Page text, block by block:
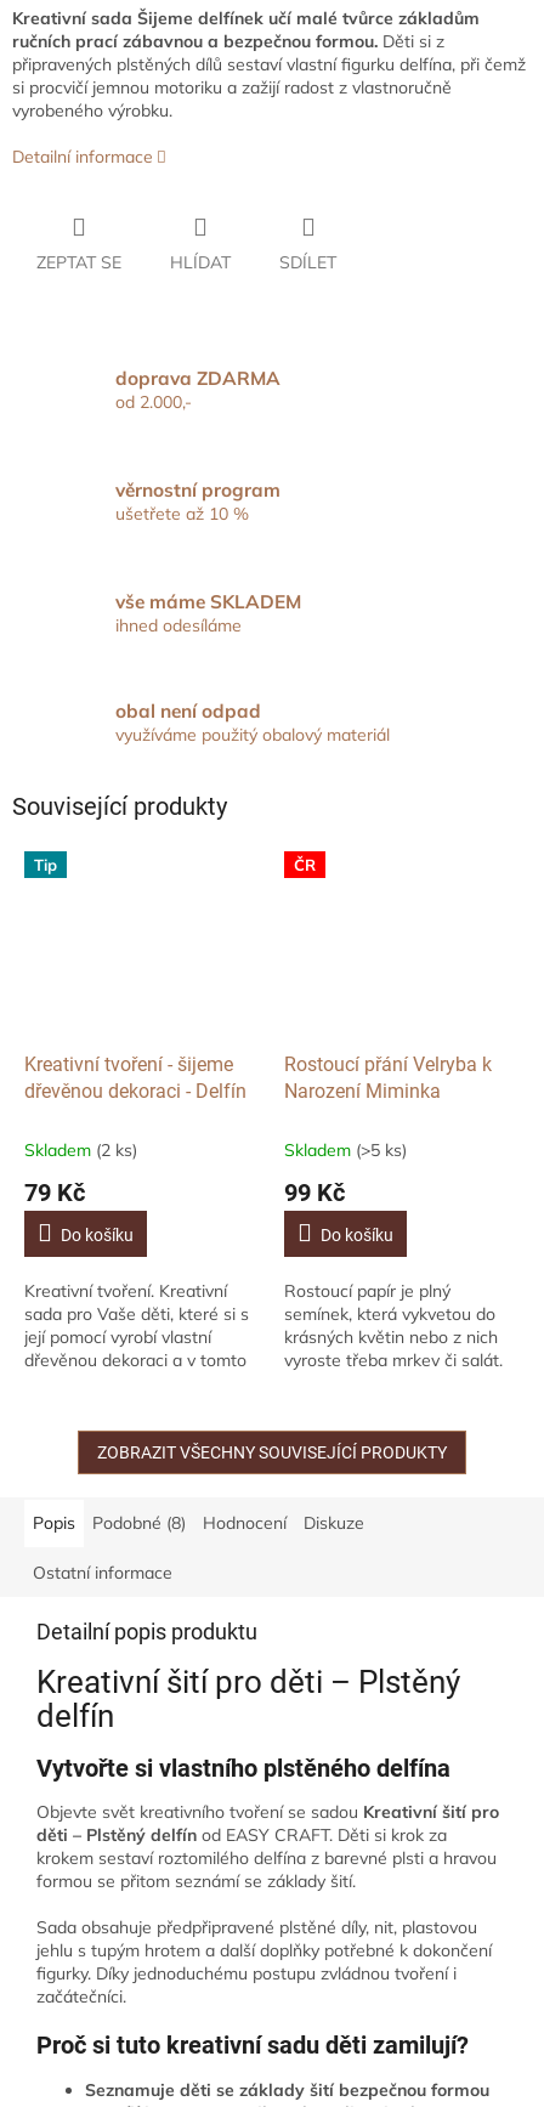
Kreativní sada Šijeme delfínek učí malé tvůrce základům
ručních prací zábavnou a bezpečnou formou. Děti si z
připravených plstěných dílů sestaví vlastní figurku delfína, při čemž
si procvičí jemnou motoriku a zažijí radost z vlastnoručně
vyrobeného výrobku.
Detailní informace
ZEPTAT SE HLÍDAT SDÍLET
doprava ZDARMA
od 2.000,-
věrnostní program
ušetřete až 10 %
vše máme SKLADEM
ihned odesíláme
obal není odpad
využíváme použitý obalový materiál
Související produkty
Tip
Kreativní tvoření - šijeme
dřevěnou dekoraci - Delfín
Skladem (2 ks)
79 Kč
Do košíku
Kreativní tvoření. Kreativní
sada pro Vaše děti, které si s
její pomocí vyrobí vlastní
dřevěnou dekoraci a v tomto
ČR
Rostoucí přání Velryba k
Narození Miminka
Skladem (>5 ks)
99 Kč
Do košíku
Rostoucí papír je plný
semínek, která vykvetou do
krásných květin nebo z nich
vyroste třeba mrkev či salát.
novorozeňátku mnoho...
ZOBRAZIT VŠECHNY SOUVISEJÍCÍ PRODUKTY
Popis Podobné (8) Hodnocení Diskuze
Ostatní informace
Detailní popis produktu
Kreativní šití pro děti – Plstěný
delfín
Vytvořte si vlastního plstěného delfína
Objevte svět kreativního tvoření se sadou Kreativní šití pro
děti – Plstěný delfín od EASY CRAFT. Děti si krok za
krokem sestaví roztomilého delfína z barevné plsti a hravou
formou se přitom seznámí se základy šití.
Sada obsahuje předpřipravené plstěné díly, nit, plastovou
jehlu s tupým hrotem a další doplňky potřebné k dokončení
figurky. Díky jednoduchému postupu zvládnou tvoření i
začátečníci.
Proč si tuto kreativní sadu děti zamilují?
Seznamuje děti se základy šití bezpečnou formou